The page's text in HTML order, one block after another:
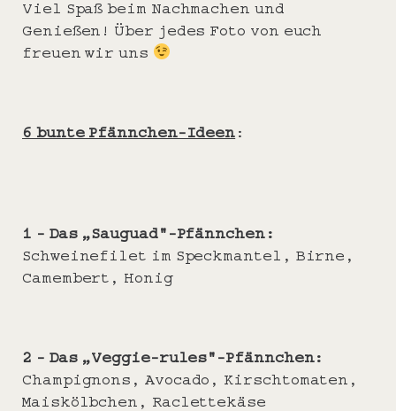
Viel Spaß beim Nachmachen und
Genießen! Über jedes Foto von euch
freuen wir uns
6 bunte Pfännchen-Ideen :
1 – Das „Sauguad“-Pfännchen:
Schweinefilet im Speckmantel, Birne,
Camembert, Honig
2 – Das „Veggie-rules“-Pfännchen:
Champignons, Avocado, Kirschtomaten,
Maiskölbchen, Raclettekäse